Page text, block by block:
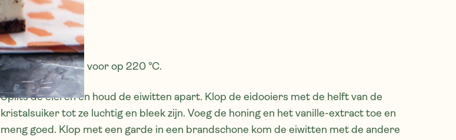
Verwarm de oven voor op 220 °C.
Splits de eieren en houd de eiwitten apart. Klop de eidooiers met de helft van de
kristalsuiker tot ze luchtig en bleek zijn. Voeg de honing en het vanille-extract toe en
meng goed. Klop met een garde in een brandschone kom de eiwitten met de andere